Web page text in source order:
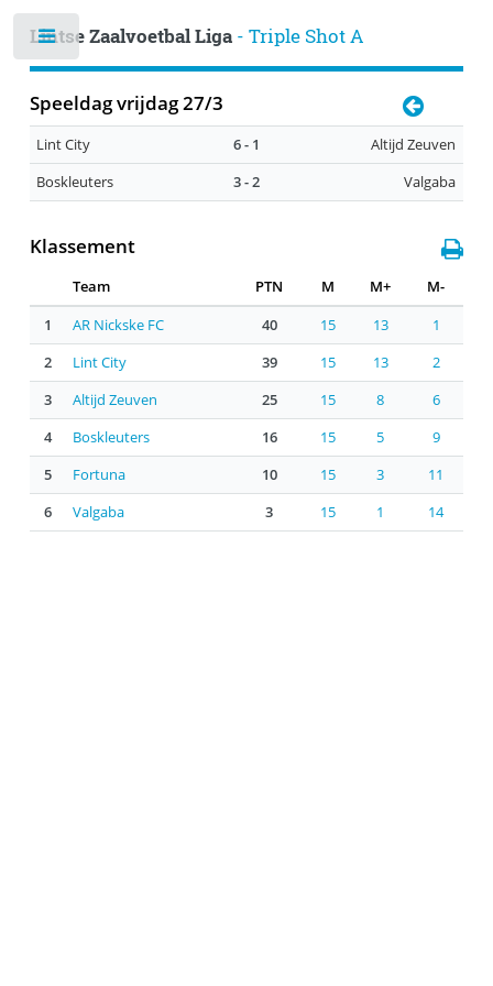
Lintse Zaalvoetbal Liga- Triple Shot A
Speeldag vrijdag 27/3
Lint City 6 - 1
Altijd Zeuven
Boskleuters
3 - 2 Valgaba
Klassement
Team PTN M M+
M-
1
AR Nickske FC 40 15 13
1
2
Lint City 39 15 13
2
3
Altijd Zeuven 25 15 8
6
4
Boskleuters 16 15 5
9
5
Fortuna 10 15 3
11
6
Valgaba 3 15 1 14